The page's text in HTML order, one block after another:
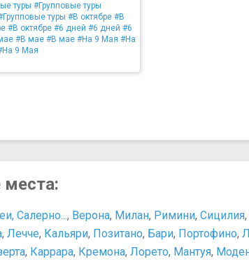
туры #Групповые туры
туры #В октябре #В
#В октябре #6 дней #6 дней #6
#В мае #В мае #На 9 Мая #На
9 Мая
места:
Салерно..., Верона, Милан, Римини, Сицилия,
, Лечче, Кальяри, Позитано, Бари, Портофино,
, Каррара, Кремона, Лорето, Мантуя,